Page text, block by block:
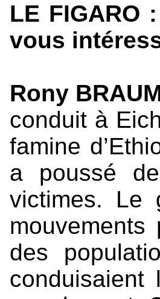
LE FIGARO
vous
Rony
conduit à
famine
a poussé
victimes. Le
des